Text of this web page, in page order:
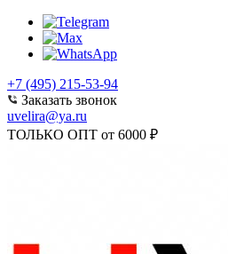
+7 (495) 215-53-94
Заказать звонок
uvelira@ya.ru
ТОЛЬКО ОПТ от 6000 ₽